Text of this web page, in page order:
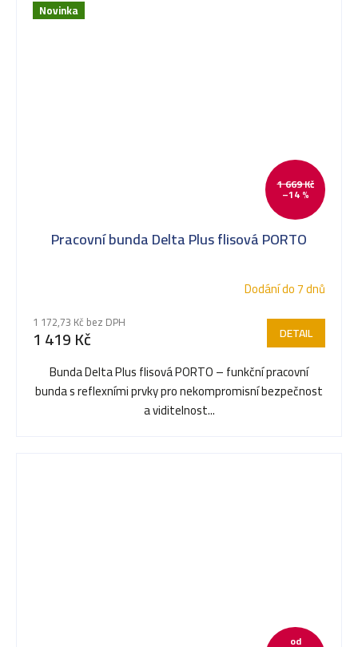
Novinka
1 669 Kč
–14 %
Pracovní bunda Delta Plus flisová PORTO
Dodání do 7 dnů
1 172,73 Kč bez DPH
1 419 Kč DETAIL
Bunda Delta Plus flisová PORTO – funkční pracovní
bunda s reflexními prvky pro nekompromisní bezpečnost
a viditelnost...
od